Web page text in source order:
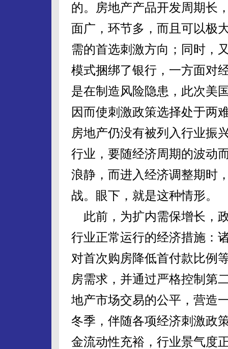
的。房地产产品开发周期长
面广，环节多，而且可以极
需的首选刺激方向；同时，
模式捆绑了银行，一方面对
是在制造风险隐患，此次美
因而使刺激政策选择处于两
房地产仍没有被列入行业振
行业，要随经济周期的波动
浪静，而进入经济调整期时
战。眼下，就是这种情形。
此前，为扩内需保增长，
行业正常运行的经济措施：
对首次购房降低首付款比例
房需求，并通过严格控制第
地产市场交易的公平，营造
冬季，伴随各项经济刺激政
金流动性充裕，行业景气度